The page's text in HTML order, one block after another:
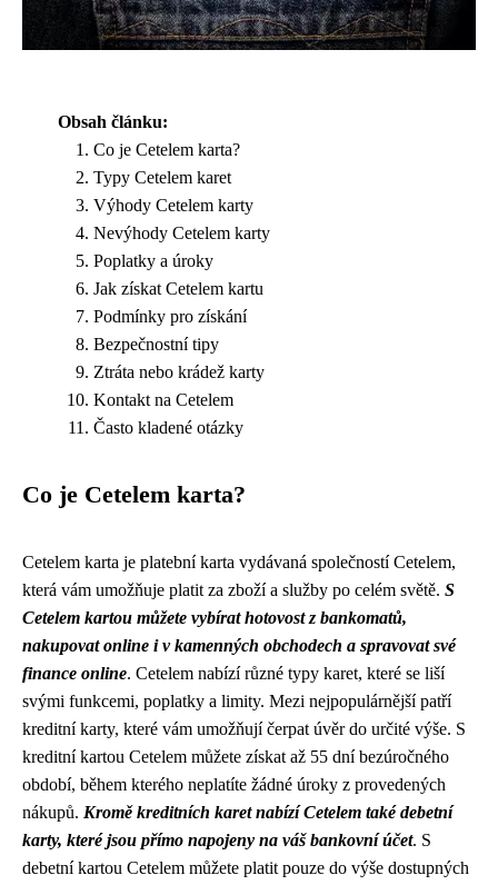
Obsah článku:
Co je Cetelem karta?
Typy Cetelem karet
Výhody Cetelem karty
Nevýhody Cetelem karty
Poplatky a úroky
Jak získat Cetelem kartu
Podmínky pro získání
Bezpečnostní tipy
Ztráta nebo krádež karty
Kontakt na Cetelem
Často kladené otázky
Co je Cetelem karta?
Cetelem karta je platební karta vydávaná společností Cetelem,
která vám umožňuje platit za zboží a služby po celém světě. S
Cetelem kartou můžete vybírat hotovost z bankomatů,
nakupovat online i v kamenných obchodech a spravovat své
finance online. Cetelem nabízí různé typy karet, které se liší
svými funkcemi, poplatky a limity. Mezi nejpopulárnější patří
kreditní karty, které vám umožňují čerpat úvěr do určité výše. S
kreditní kartou Cetelem můžete získat až 55 dní bezúročného
období, během kterého neplatíte žádné úroky z provedených
nákupů. Kromě kreditních karet nabízí Cetelem také debetní
karty, které jsou přímo napojeny na váš bankovní účet. S
debetní kartou Cetelem můžete platit pouze do výše dostupných